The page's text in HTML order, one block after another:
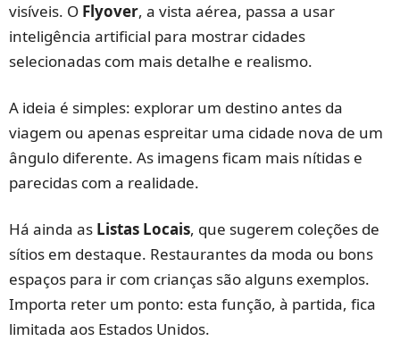
visíveis. O Flyover, a vista aérea, passa a usar
inteligência artificial para mostrar cidades
selecionadas com mais detalhe e realismo.
A ideia é simples: explorar um destino antes da
viagem ou apenas espreitar uma cidade nova de um
ângulo diferente. As imagens ficam mais nítidas e
parecidas com a realidade.
Há ainda as Listas Locais, que sugerem coleções de
sítios em destaque. Restaurantes da moda ou bons
espaços para ir com crianças são alguns exemplos.
Importa reter um ponto: esta função, à partida, fica
limitada aos Estados Unidos.